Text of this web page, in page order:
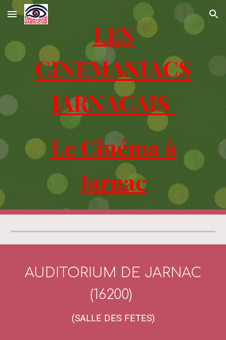
Skip to main content Skip to navigation
LES
CINEMANIACS
JARNACAIS
Le Cinéma à
Jarnac
AUDITORIUM DE JARNAC
(16200)
(SALLE DES FETES)